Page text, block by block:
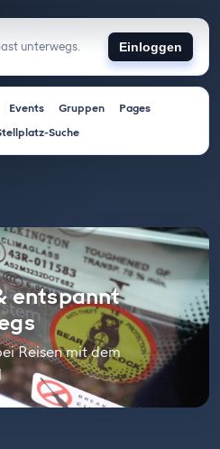
unterwegs. Einloggen
Events Gruppen
Pages
Suche
entspannt
Reisen mit dem